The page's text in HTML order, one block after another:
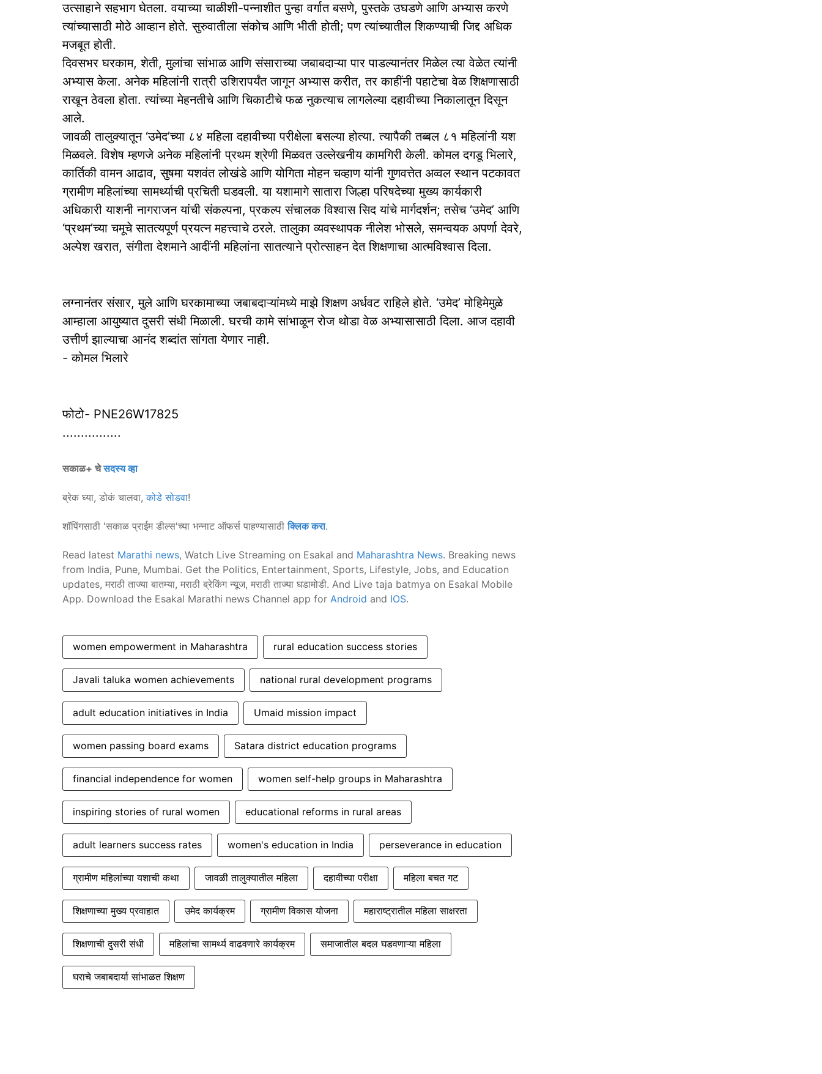
उत्साहाने सहभाग घेतला. वयाच्या चाळीशी-पन्नाशीत पुन्हा वर्गात बसणे, पुस्तके उघडणे आणि अभ्यास करणे
त्यांच्यासाठी मोठे आव्हान होते. सुरुवातीला संकोच आणि भीती होती; पण त्यांच्यातील शिकण्याची जिद्द अधिक
मजबूत होती.
दिवसभर घरकाम, शेती, मुलांचा सांभाळ आणि संसाराच्या जबाबदाऱ्या पार पाडल्यानंतर मिळेल त्या वेळेत त्यांनी
अभ्यास केला. अनेक महिलांनी रात्री उशिरापर्यंत जागून अभ्यास करीत, तर काहींनी पहाटेचा वेळ शिक्षणासाठी
राखून ठेवला होता. त्यांच्या मेहनतीचे आणि चिकाटीचे फळ नुकत्याच लागलेल्या दहावीच्या निकालातून दिसून
आले. ‎
‎जावळी तालुक्यातून ‘उमेद’च्या ८४ महिला दहावीच्या परीक्षेला बसल्या होत्या. त्यापैकी तब्बल ८१ महिलांनी यश
मिळवले. विशेष म्हणजे अनेक महिलांनी प्रथम श्रेणी मिळवत उल्लेखनीय कामगिरी केली. कोमल दगडू भिलारे,
कार्तिकी वामन आढाव, सुषमा यशवंत लोखंडे आणि योगिता मोहन चव्हाण यांनी गुणवत्तेत अव्वल स्थान पटकावत
ग्रामीण महिलांच्या सामर्थ्याची प्रचिती घडवली. ‎या यशामागे सातारा जिल्हा परिषदेच्या मुख्य कार्यकारी
अधिकारी याशनी नागराजन यांची संकल्पना, प्रकल्प संचालक विश्वास सिद यांचे मार्गदर्शन; तसेच ‘उमेद’ आणि
‘प्रथम’च्या चमूचे सातत्यपूर्ण प्रयत्न महत्त्वाचे ठरले. तालुका व्यवस्थापक नीलेश भोसले, समन्वयक अपर्णा देवरे,
अल्पेश खरात, संगीता देशमाने आदींनी महिलांना सातत्याने प्रोत्साहन देत शिक्षणाचा आत्मविश्वास दिला.
‎लग्नानंतर संसार, मुले आणि घरकामाच्या जबाबदाऱ्यांमध्ये माझे शिक्षण अर्धवट राहिले होते. ‘उमेद’ मोहिमेमुळे
आम्हाला आयुष्यात दुसरी संधी मिळाली. घरची कामे सांभाळून रोज थोडा वेळ अभ्यासासाठी दिला. आज दहावी
उत्तीर्ण झाल्याचा आनंद शब्दांत सांगता येणार नाही.
- कोमल भिलारे
फोटो- PNE26W17825
‎................
सकाळ+ चेसदस्य व्हा
ब्रेक घ्या, डोकं चालवा,कोडे सोडवा!
शॉपिंगसाठी 'सकाळ प्राईम डील्स'च्या भन्नाट ऑफर्स पाहण्यासाठीक्लिक करा.
Read latest Marathi news, Watch Live Streaming on Esakal and Maharashtra News. Breaking news
from India, Pune, Mumbai. Get the Politics, Entertainment, Sports, Lifestyle, Jobs, and Education
updates, मराठी ताज्या बातम्या, मराठी ब्रेकिंग न्यूज, मराठी ताज्या घडामोडी. And Live taja batmya on Esakal Mobile
App. Download the Esakal Marathi news Channel app for Android and IOS.
women empowerment in Maharashtra rural education success stories
Javali taluka women achievements national rural development programs
adult education initiatives in India Umaid mission impact
women passing board exams Satara district education programs
financial independence for women women self-help groups in Maharashtra
inspiring stories of rural women educational reforms in rural areas
adult learners success rates women's education in India perseverance in education
ग्रामीण महिलांच्या यशाची कथा जावळी तालुक्यातील महिला दहावीच्या परीक्षा महिला बचत गट
शिक्षणाच्या मुख्य प्रवाहात उमेद कार्यक्रम ग्रामीण विकास योजना महाराष्ट्रातील महिला साक्षरता
शिक्षणाची दुसरी संधी महिलांचा सामर्थ्य वाढवणारे कार्यक्रम समाजातील बदल घडवणाऱ्या महिला
घराचे जबाबदार्या सांभाळत शिक्षण